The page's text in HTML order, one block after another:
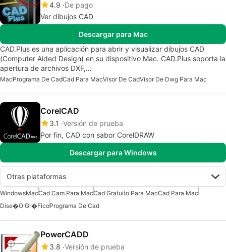
4.9 De pago
Ver dibujos CAD
Descargar para Mac
CAD.Plus es una aplicación para abrir y visualizar dibujos CAD
(Computer Aided Design) en su dispositivo Mac. CAD.Plus soporta la
apertura de archivos DXF,…
MacPrograma De CadCad Para MacVisor De CadVisor De Dwg Para Mac
CorelCAD
3.1 Versión de prueba
Por fin, CAD con sabor CorelDRAW
Descargar para Windows
Otras plataformas
WindowsMacCad Cam Para MacCad Gratuito Para MacCad Para Mac
Dise�o Gr�ficoPrograma De Cad
PowerCADD
3.8 Versión de prueba